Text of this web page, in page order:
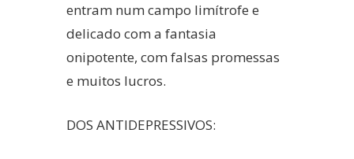
entram num campo limítrofe e
delicado com a fantasia
onipotente, com falsas promessas
e muitos lucros.
DOS ANTIDEPRESSIVOS: